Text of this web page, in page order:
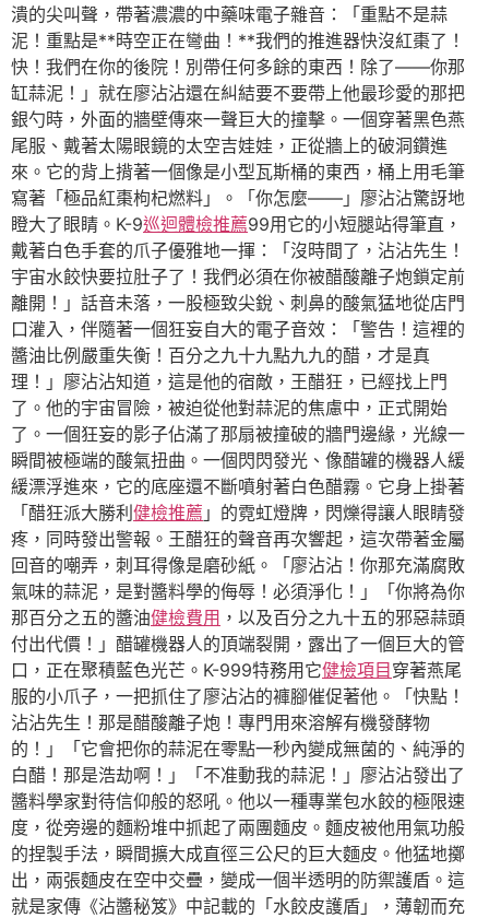
潰的尖叫聲，帶著濃濃的中藥味電子雜音：「重點不是蒜
泥！重點是**時空正在彎曲！**我們的推進器快沒紅棗了！
快！我們在你的後院！別帶任何多餘的東西！除了——你那
缸蒜泥！」就在廖沾沾還在糾結要不要帶上他最珍愛的那把
銀勺時，外面的牆壁傳來一聲巨大的撞擊。一個穿著黑色燕
尾服、戴著太陽眼鏡的太空吉娃娃，正從牆上的破洞鑽進
來。它的背上揹著一個像是小型瓦斯桶的東西，桶上用毛筆
寫著「極品紅棗枸杞燃料」。「你怎麼——」廖沾沾驚訝地
瞪大了眼睛。K-9巡迴體檢推薦99用它的小短腿站得筆直，
戴著白色手套的爪子優雅地一揮：「沒時間了，沾沾先生！
宇宙水餃快要拉肚子了！我們必須在你被醋酸離子炮鎖定前
離開！」話音未落，一股極致尖銳、刺鼻的酸氣猛地從店門
口灌入，伴隨著一個狂妄自大的電子音效：「警告！這裡的
醬油比例嚴重失衡！百分之九十九點九九的醋，才是真
理！」廖沾沾知道，這是他的宿敵，王醋狂，已經找上門
了。他的宇宙冒險，被迫從他對蒜泥的焦慮中，正式開始
了。一個狂妄的影子佔滿了那扇被撞破的牆門邊緣，光線一
瞬間被極端的酸氣扭曲。一個閃閃發光、像醋罐的機器人緩
緩漂浮進來，它的底座還不斷噴射著白色醋霧。它身上掛著
「醋狂派大勝利 健檢推薦 」的霓虹燈牌，閃爍得讓人眼睛發
疼，同時發出警報。王醋狂的聲音再次響起，這次帶著金屬
回音的嘲弄，刺耳得像是磨砂紙。「廖沾沾！你那充滿腐敗
氣味的蒜泥，是對醬料學的侮辱！必須淨化！」「你將為你
那百分之五的醬油健檢費用 ，以及百分之九十五的邪惡蒜頭
付出代價！」醋罐機器人的頂端裂開，露出了一個巨大的管
口，正在聚積藍色光芒。K-999特務用它健檢項目 穿著燕尾
服的小爪子，一把抓住了廖沾沾的褲腳催促著他。「快點！
沾沾先生！那是醋酸離子炮！專門用來溶解有機發酵物
的！」「它會把你的蒜泥在零點一秒內變成無菌的、純淨的
白醋！那是浩劫啊！」「不准動我的蒜泥！」廖沾沾發出了
醬料學家對待信仰般的怒吼。他以一種專業包水餃的極限速
度，從旁邊的麵粉堆中抓起了兩團麵皮。麵皮被他用氣功般
的捏製手法，瞬間擴大成直徑三公尺的巨大麵皮。他猛地擲
出，兩張麵皮在空中交疊，變成一個半透明的防禦護盾。這
就是家傳《沾醬秘笈》中記載的「水餃皮護盾」，薄韌而充